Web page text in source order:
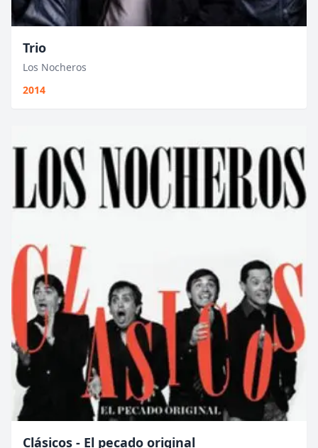
Trio
Los Nocheros
2014
Clásicos - El pecado original